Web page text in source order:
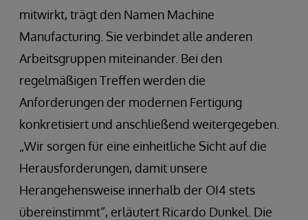
mitwirkt, trägt den Namen Machine
Manufacturing. Sie verbindet alle anderen
Arbeitsgruppen miteinander. Bei den
regelmäßigen Treffen werden die
Anforderungen der modernen Fertigung
konkretisiert und anschließend weitergegeben.
„Wir sorgen für eine einheitliche Sicht auf die
Herausforderungen, damit unsere
Herangehensweise innerhalb der OI4 stets
übereinstimmt“, erläutert Ricardo Dunkel. Die